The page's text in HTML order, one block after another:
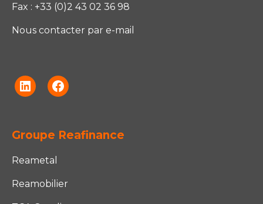
Fax : +33 (0)2 43 02 36 98
Nous contacter par e-mail
LinkedinFacebook
Groupe Reafinance
Reametal
Reamobilier